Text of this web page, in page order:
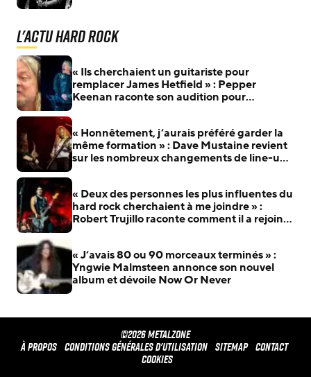
L'actu Hard Rock
« Ils cherchaient un guitariste pour
remplacer James Hetfield » : Pepper
Keenan raconte son audition pour
« Honnêtement, j’aurais préféré garder la
même formation » : Dave Mustaine revient
sur les nombreux changements de line-up
« Deux des personnes les plus influentes du
hard rock cherchaient à me joindre » :
Robert Trujillo raconte comment il a rejoint
« J’avais 80 ou 90 morceaux terminés » :
Yngwie Malmsteen annonce son nouvel
album et dévoile Now Or Never
©2026 METALZONE
À propos Conditions générales d'utilisation Sitemap Contact
Cookies